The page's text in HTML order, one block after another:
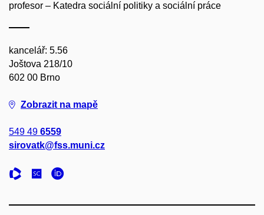
profesor – Katedra sociální politiky a sociální práce
kancelář: 5.56
Joštova 218/10
602 00 Brno
Zobrazit na mapě
549 49 6559
sirovatk@fss.muni.cz